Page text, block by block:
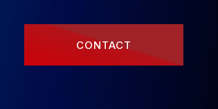
CONTACT